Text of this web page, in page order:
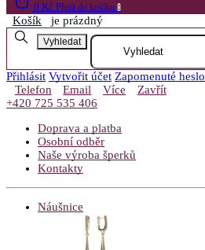
0 Kč Přejít do košíku 0
Košík je prázdný
Vyhledat
Přihlásit Vytvořit účet Zapomenuté heslo
Telefon
Email Více
Zavřít
+420 725 535 406
Doprava a platba
Osobní odběr
Naše výroba šperků
Kontakty
Náušnice